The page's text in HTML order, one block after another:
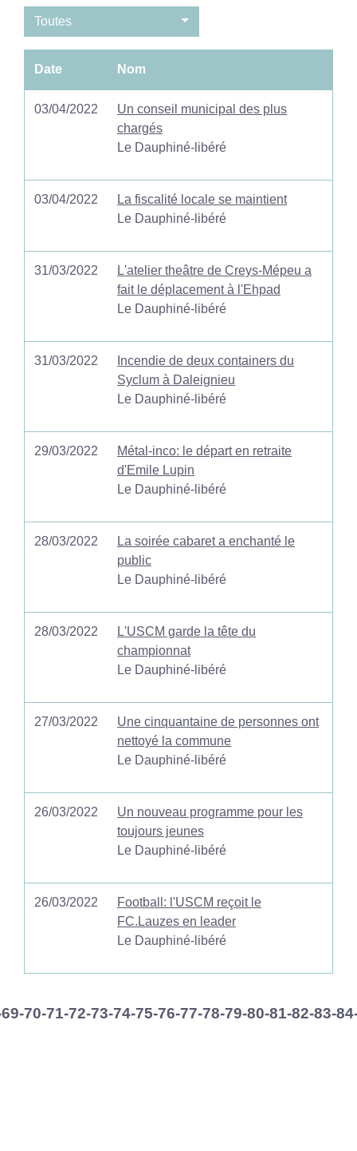
Toutes
Date Nom
03/04/2022
Un conseil municipal des plus
chargés
Le Dauphiné-libéré
03/04/2022
La fiscalité locale se maintient
Le Dauphiné-libéré
31/03/2022
L'atelier theâtre de Creys-Mépeu a
fait le déplacement à l'Ehpad
Le Dauphiné-libéré
31/03/2022
Incendie de deux containers du
Syclum à Daleignieu
Le Dauphiné-libéré
29/03/2022
Métal-inco: le départ en retraite
d'Emile Lupin
Le Dauphiné-libéré
28/03/2022
La soirée cabaret a enchanté le
public
Le Dauphiné-libéré
28/03/2022
L'USCM garde la tête du
championnat
Le Dauphiné-libéré
27/03/2022
Une cinquantaine de personnes ont
nettoyé la commune
Le Dauphiné-libéré
26/03/2022
Un nouveau programme pour les
toujours jeunes
Le Dauphiné-libéré
26/03/2022
Football: l'USCM reçoit le
FC.Lauzes en leader
Le Dauphiné-libéré
-70-71-72-73-74-75-76-77-78-79-80-81-82-83-84